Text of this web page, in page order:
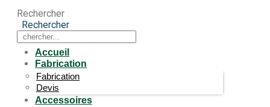
Rechercher
Rechercher
Accueil
Fabrication
Fabrication
Devis
Accessoires